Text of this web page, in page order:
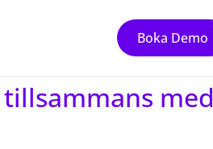
Boka Demo
med